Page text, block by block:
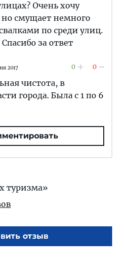
Очень хочу
смущает немного
по среди улиц.
за ответ
2017 0 0
чистота, в
города. Была с 1 по 6
туризма»
отзыв